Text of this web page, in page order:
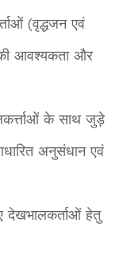
(वृद्धजन एवं
की आवश्यकता और
के साथ जुड़े
अनुसंधान एवं
देखभालकर्ताओं हेतु